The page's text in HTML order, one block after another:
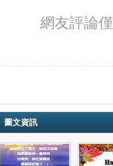
網友評論
圖文資訊